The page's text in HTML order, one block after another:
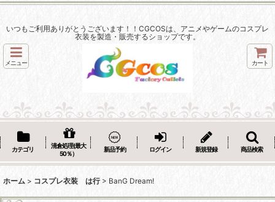
いつもご利用ありがとうございます！！CGCOSは、アニメやゲームのコスプレ
衣装を製造・販売するショップです。
メニュー カート
カテゴリ
清倉処理(最大
50％）
新品予約 ログイン 新規登録 商品検索
ホーム > コスプレ衣装 は行 > BanG Dream!